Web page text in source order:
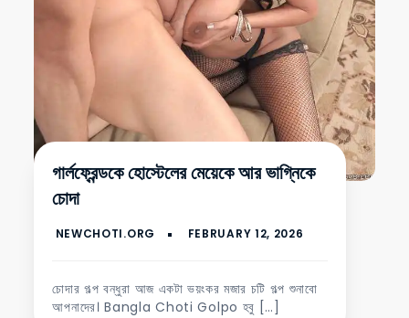
গার্লফ্রেন্ডকে হোস্টেলের মেয়েকে আর ভাগ্নিকে
চোদা
চোদার গল্প বন্ধুরা আজ একটা ভয়ংকর মজার চটি গল্প শুনাবো
আপনাদের। Bangla Choti Golpo হবু […]